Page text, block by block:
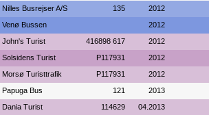
Nilles Busrejser A/S 135 2012
Venø Bussen 2012
John's Turist 416898 617 2012
Solsidens Turist P117931 2012
Morsø Turisttrafik P117931 2012
Papuga Bus 121 2013
Dania Turist 114629 04.2013